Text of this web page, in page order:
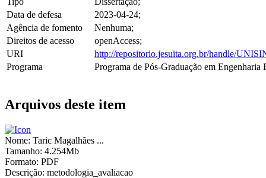
Data de defesa
2023-04-24;
Agência de fomento
Nenhuma;
Direitos de acesso
openAccess;
URI
http://repositorio.jesuita.org.br/handle/
Programa
Programa de Pós-Graduação em Engenharia
Arquivos deste item
Nome: Taric Magalhães ...
Tamanho: 4.254Mb
Formato: PDF
Descrição: metodologia_avaliacao